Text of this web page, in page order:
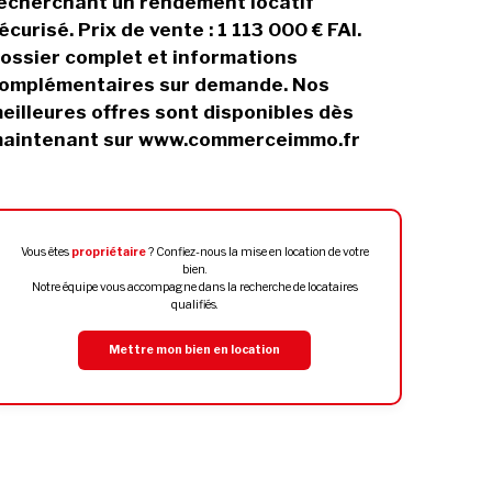
Prix de vente : 1 113 000 € FAI.
complet et informations
sur demande. Nos
offres sont disponibles dès
sur www.commerceimmo.fr
Vous êtes propriétaire? Confiez-nous la mise en location de votre
bien.
Notre équipe vous accompagne dans la recherche de locataires
qualifiés.
Mettre mon bien en location